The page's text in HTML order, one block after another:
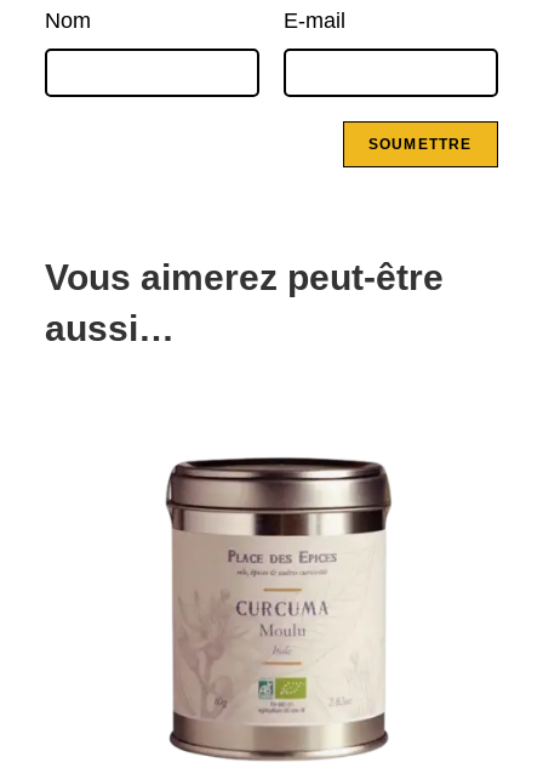
Nom E-mail
Vous aimerez peut-être
aussi…